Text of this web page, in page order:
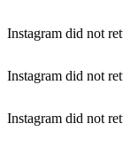
Instagram did not
Instagram did not
Instagram did not